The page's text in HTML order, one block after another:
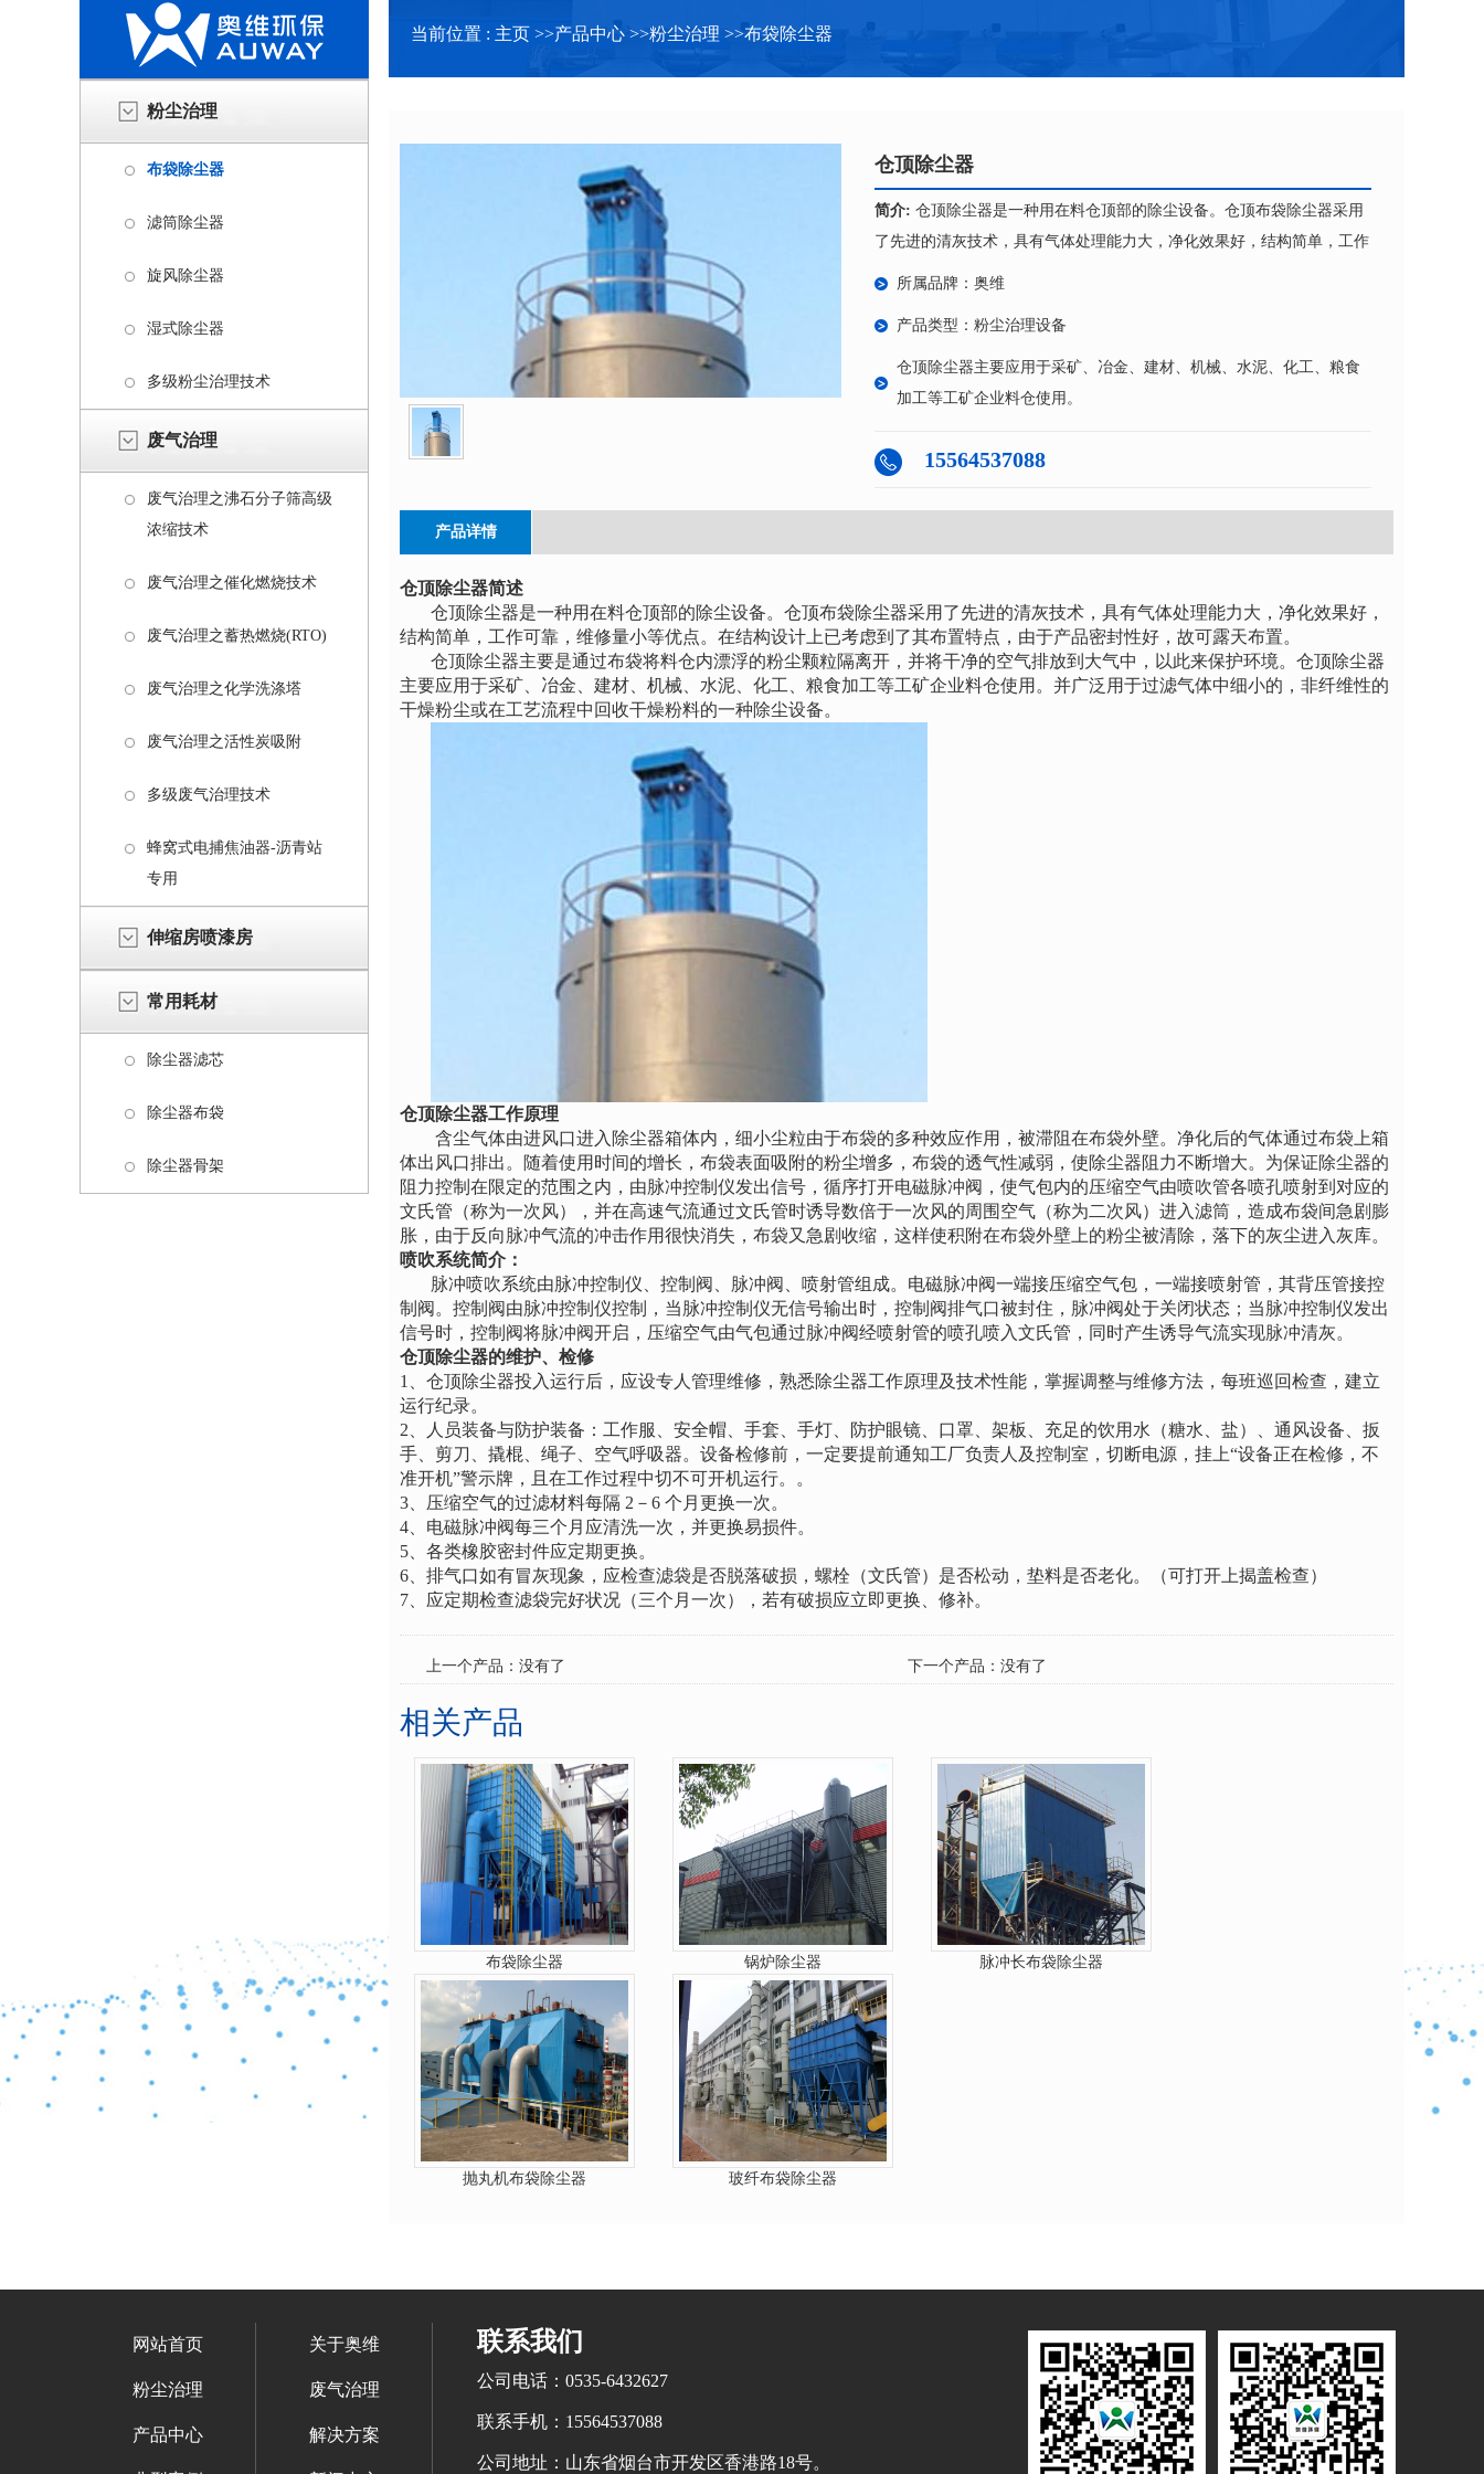
粉尘治理
布袋除尘器
滤筒除尘器
旋风除尘器
湿式除尘器
多级粉尘治理技术
废气治理
废气治理之沸石分子筛高级
浓缩技术
废气治理之催化燃烧技术
废气治理之蓄热燃烧(RTO)
废气治理之化学洗涤塔
废气治理之活性炭吸附
多级废气治理技术
蜂窝式电捕焦油器-沥青站
专用
伸缩房喷漆房
常用耗材
除尘器滤芯
除尘器布袋
除尘器骨架
当前位置 : 主页 >>产品中心 >>粉尘治理 >>布袋除尘器
仓顶除尘器
简介: 仓顶除尘器是一种用在料仓顶部的除尘设备。仓顶布袋除尘器采用
了先进的清灰技术，具有气体处理能力大，净化效果好，结构简单，工作
可靠，维修量小等优点。在结构设计上已考虑到了其布置特点，由于产品
所属品牌：奥维
产品类型：粉尘治理设备
仓顶除尘器主要应用于采矿、冶金、建材、机械、水泥、化工、粮食
加工等工矿企业料仓使用。
15564537088
产品详情
仓顶除尘器简述
仓顶除尘器是一种用在料仓顶部的除尘设备。仓顶布袋除尘器采用了先进的清灰技术，具有气体处理能力大，净化效果好，
结构简单，工作可靠，维修量小等优点。在结构设计上已考虑到了其布置特点，由于产品密封性好，故可露天布置。
仓顶除尘器主要是通过布袋将料仓内漂浮的粉尘颗粒隔离开，并将干净的空气排放到大气中，以此来保护环境。仓顶除尘器
主要应用于采矿、冶金、建材、机械、水泥、化工、粮食加工等工矿企业料仓使用。并广泛用于过滤气体中细小的，非纤维性的
干燥粉尘或在工艺流程中回收干燥粉料的一种除尘设备。
仓顶除尘器工作原理
含尘气体由进风口进入除尘器箱体内，细小尘粒由于布袋的多种效应作用，被滞阻在布袋外壁。净化后的气体通过布袋上箱
体出风口排出。随着使用时间的增长，布袋表面吸附的粉尘增多，布袋的透气性减弱，使除尘器阻力不断增大。为保证除尘器的
阻力控制在限定的范围之内，由脉冲控制仪发出信号，循序打开电磁脉冲阀，使气包内的压缩空气由喷吹管各喷孔喷射到对应的
文氏管（称为一次风），并在高速气流通过文氏管时诱导数倍于一次风的周围空气（称为二次风）进入滤筒，造成布袋间急剧膨
胀，由于反向脉冲气流的冲击作用很快消失，布袋又急剧收缩，这样使积附在布袋外壁上的粉尘被清除，落下的灰尘进入灰库。
喷吹系统简介：
脉冲喷吹系统由脉冲控制仪、控制阀、脉冲阀、喷射管组成。电磁脉冲阀一端接压缩空气包，一端接喷射管，其背压管接控
制阀。控制阀由脉冲控制仪控制，当脉冲控制仪无信号输出时，控制阀排气口被封住，脉冲阀处于关闭状态；当脉冲控制仪发出
信号时，控制阀将脉冲阀开启，压缩空气由气包通过脉冲阀经喷射管的喷孔喷入文氏管，同时产生诱导气流实现脉冲清灰。
仓顶除尘器的维护、检修
1
、仓顶除尘器投入运行后，应设专人管理维修，熟悉除尘器工作原理及技术性能，掌握调整与维修方法，每班巡回检查，建立
运行纪录。
2 、人员装备与防护装备：工作服、安全帽、手套、手灯、防护眼镜、口罩、架板、充足的饮用水（糖水、盐）、通风设备、扳
手、剪刀、撬棍、绳子、空气呼吸器。设备检修前，一定要提前通知工厂负责人及控制室，切断电源，挂上“设备正在检修，不
准开机”警示牌，且在工作过程中切不可开机运行。。
3 、压缩空气的过滤材料每隔 2 － 6 个月更换一次。
4 、电磁脉冲阀每三个月应清洗一次，并更换易损件。
5 、各类橡胶密封件应定期更换。
6 、排气口如有冒灰现象，应检查滤袋是否脱落破损，螺栓（文氏管）是否松动，垫料是否老化。（可打开上揭盖检查）
7 、应定期检查滤袋完好状况（三个月一次），若有破损应立即更换、修补。
上一个产品：没有了 下一个产品：没有了
相关产品
布袋除尘器 锅炉除尘器 脉冲长布袋除尘器
抛丸机布袋除尘器 玻纤布袋除尘器
网站首页 关于奥维
粉尘治理 废气治理
产品中心 解决方案
联系我们
公司电话：0535-6432627
联系手机：15564537088
公司地址：山东省烟台市开发区香港路18号。